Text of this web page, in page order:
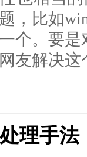
，比如
个。要是
友解决这
理手法